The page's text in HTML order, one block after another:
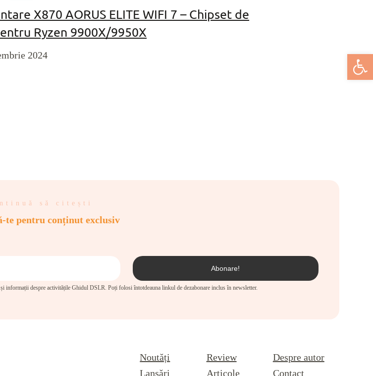
Deschide
X870 AORUS ELITE WIFI 7 – Chipset de
Ryzen 9900X/9950X
2024
să citești
te pentru conținut exclusiv
informații despre activitățile Ghidul DSLR. Poți folosi întotdeauna linkul de dezabonare inclus în newsletter.
Noutăți
Lansări
Review
Articole
Despre autor
Contact